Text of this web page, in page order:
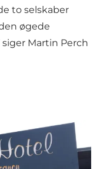
to selskaber
øgede
Martin Perch